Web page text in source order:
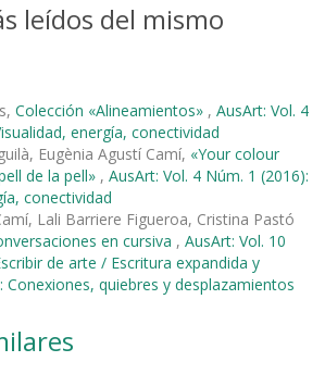
leídos del mismo
Colección «Alineamientos» , AusArt: Vol. 4
energía, conectividad
Eugènia Agustí Camí, «Your colour
de la pell» , AusArt: Vol. 4 Núm. 1 (2016):
conectividad
Lali Barriere Figueroa, Cristina Pastó
en cursiva , AusArt: Vol. 10
de arte / Escritura expandida y
Conexiones, quiebres y desplazamientos